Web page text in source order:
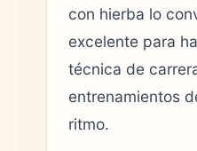
con hierba lo
excelente para
técnica de
entrenamientos
ritmo.